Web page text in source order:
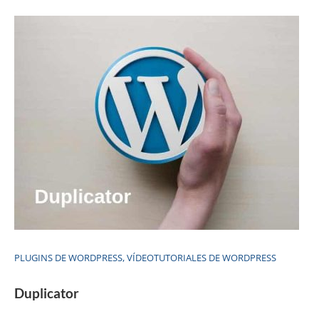
PLUGINS DE WORDPRESS,VÍDEOTUTORIALES DE WORDPRESS
Duplicator